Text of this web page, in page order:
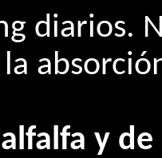
diarios.
y de